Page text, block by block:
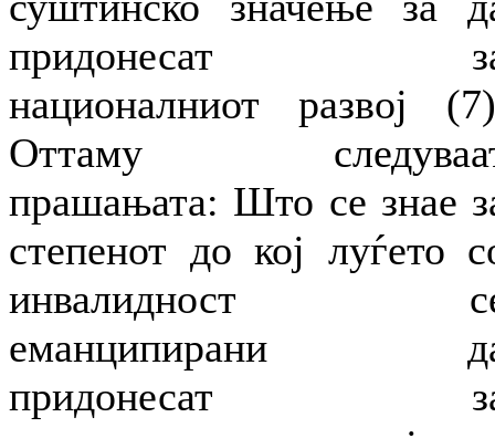
придонесат
националниот развој
Оттаму
прашањата: Што се знае
степенот до кој луѓето
инвалидност
еманципирани
придонесат